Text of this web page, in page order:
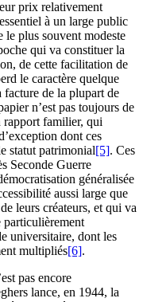
prix relativement
à un large public
plus souvent modeste
qui va constituer la
de cette facilitation de
le caractère quelque
facture de la plupart de
n’est pas toujours de
rapport familier, qui
dont ces
statut patrimonial[5]. Ces
Seconde Guerre
généralisée
aussi large que
leurs créateurs, et qui va
particulièrement
universitaire, dont les
multipliés[6].
pas encore
lance, en 1944, la